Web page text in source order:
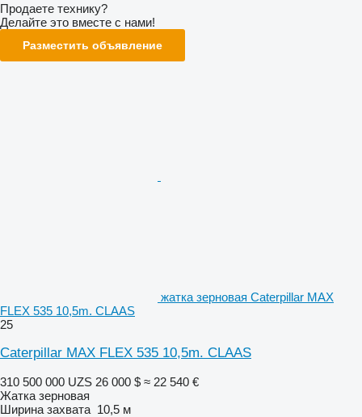
Продаете технику?
Делайте это вместе с нами!
Разместить объявление
жатка зерновая Caterpillar MAX
FLEX 535 10,5m. CLAAS
25
Caterpillar MAX FLEX 535 10,5m. CLAAS
310 500 000 UZS 26 000 $ ≈ 22 540 €
Жатка зерновая
Ширина захвата 10,5 м